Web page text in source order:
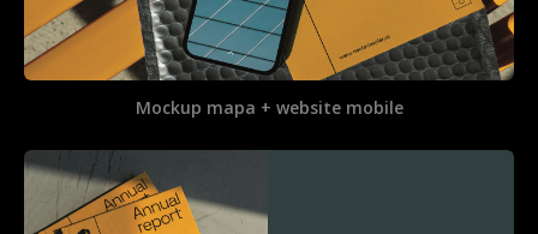
Mockup mapa + website mobile